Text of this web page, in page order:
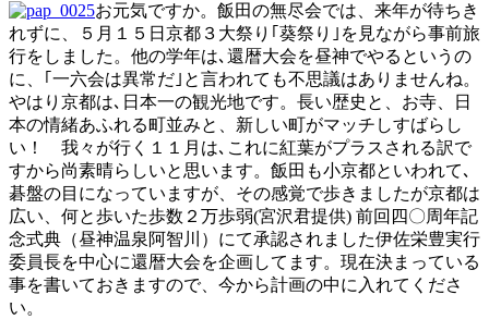
お元気ですか。飯田の無尽会では、来年が待ちき
れずに、５月１５日京都３大祭り｢葵祭り｣を見ながら事前旅
行をしました。他の学年は､還暦大会を昼神でやるというの
に、｢一六会は異常だ｣と言われても不思議はありませんね。
やはり京都は､日本一の観光地です。長い歴史と、お寺、日
本の情緒あふれる町並みと、新しい町がマッチしすばらし
い！ 我々が行く１１月は､これに紅葉がプラスされる訳で
すから尚素晴らしいと思います。飯田も小京都といわれて､
碁盤の目になっていますが、その感覚で歩きましたが京都は
広い、何と歩いた歩数２万歩弱(宮沢君提供) 前回四〇周年記
念式典（昼神温泉阿智川）にて承認されました伊佐栄豊実行
委員長を中心に還暦大会を企画してます。現在決まっている
事を書いておきますので、今から計画の中に入れてくださ
い。